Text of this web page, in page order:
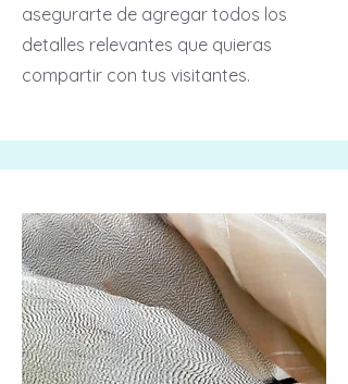
asegurarte de agregar todos los
detalles relevantes que quieras
compartir con tus visitantes.